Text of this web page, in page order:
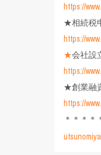
https://
★相続税
https://
★会社設
https://
★創業融
https://
＊＊＊＊